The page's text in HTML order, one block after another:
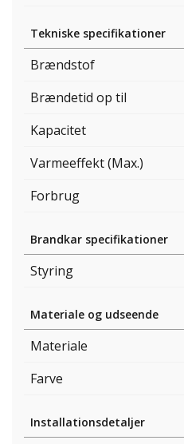
Tekniske specifikationer
Brændstof
Brændetid op til
Kapacitet
Varmeeffekt (Max.)
Forbrug
Brandkar specifikationer
Styring
Materiale og udseende
Materiale
Farve
Installationsdetaljer